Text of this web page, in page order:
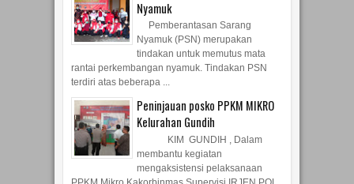
Pemberantasan Sarang
Nyamuk (PSN) merupakan
tindakan untuk memutus mata
rantai perkembangan nyamuk. Tindakan PSN
terdiri atas beberapa ...
Peninjauan posko PPKM MIKRO
Kelurahan Gundih
KIM GUNDIH , Dalam
membantu kegiatan
mengaksistensi pelaksanaan
PPKM Mikro Kakorbinmas Supervisi IRJEN POL
SUWONDO didampingi ...